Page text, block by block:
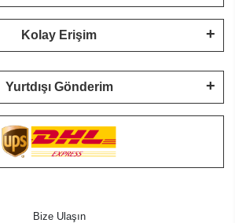
Kolay Erişim
Yurtdışı Gönderim
Bize Ulaşın